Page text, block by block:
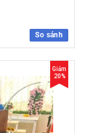
So sánh
Giảm
20%